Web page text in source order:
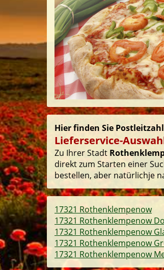
Hier finden Sie
Lieferservice-
Zu Ihrer Stadt
direkt zum Starten einer
bestellen, aber natürlichje
17321 Rothenklempenow
17321 Rothenklempenow
17321 Rothenklempenow
17321 Rothenklempenow
17321 Rothenklempenow